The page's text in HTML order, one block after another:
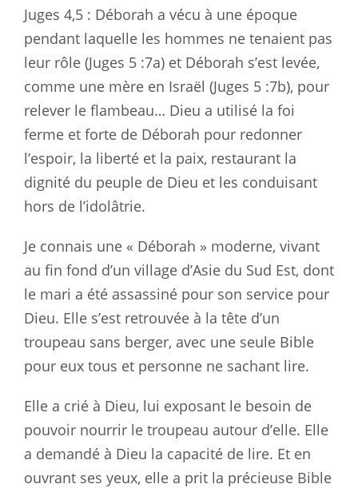
Juges 4,5 : Déborah a vécu à une époque
pendant laquelle les hommes ne tenaient pas
leur rôle (Juges 5 :7a) et Déborah s’est levée,
comme une mère en Israël (Juges 5 :7b), pour
relever le flambeau… Dieu a utilisé la foi
ferme et forte de Déborah pour redonner
l’espoir, la liberté et la paix, restaurant la
dignité du peuple de Dieu et les conduisant
hors de l’idolâtrie.
Je connais une « Déborah » moderne, vivant
au fin fond d’un village d’Asie du Sud Est, dont
le mari a été assassiné pour son service pour
Dieu. Elle s’est retrouvée à la tête d’un
troupeau sans berger, avec une seule Bible
pour eux tous et personne ne sachant lire.
Elle a crié à Dieu, lui exposant le besoin de
pouvoir nourrir le troupeau autour d’elle. Elle
a demandé à Dieu la capacité de lire. Et en
ouvrant ses yeux, elle a prit la précieuse Bible